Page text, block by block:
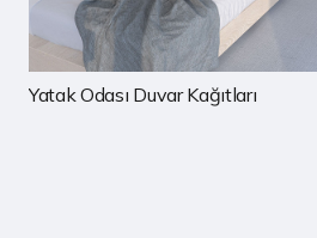
Çocuk Odası Duvar